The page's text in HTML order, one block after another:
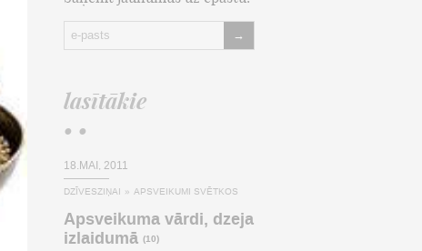
→
lasītākie
• •
18.MAI, 2011
DZĪVESZIŅAI » APSVEIKUMI SVĒTKOS
Apsveikuma vārdi, dzeja
izlaidumā (10)